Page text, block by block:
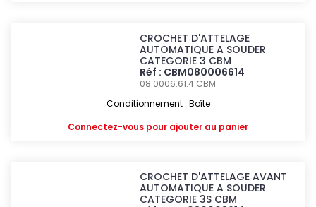
CROCHET D'ATTELAGE
AUTOMATIQUE A SOUDER
CATEGORIE 3 CBM
Réf : CBM080006614
08.0006.61.4 CBM
Conditionnement : Boîte
Connectez-vous pour ajouter au panier
CROCHET D'ATTELAGE AVANT
AUTOMATIQUE A SOUDER
CATEGORIE 3S CBM